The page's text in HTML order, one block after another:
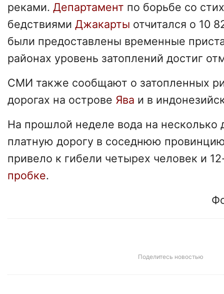
реками. Департамент по борьбе со
бедствиями Джакарты отчитался о 10
были предоставлены временные
районах уровень затоплений достиг
СМИ также сообщают о затопленных
дорогах на острове Ява и в
На прошлой неделе вода на несколько
платную дорогу в соседнюю
привело к гибели четырех человек и
пробке.
Поделитесь новостью